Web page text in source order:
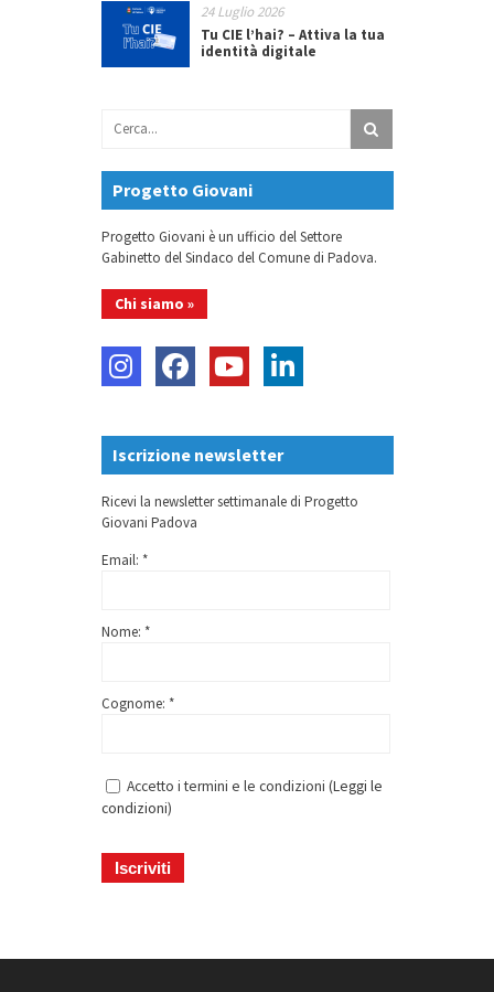
24 Luglio 2026
Tu CIE l’hai? – Attiva la tua
identità digitale
Progetto Giovani
Progetto Giovani è un ufficio del Settore
Gabinetto del Sindaco del Comune di Padova.
Chi siamo »
Iscrizione newsletter
Ricevi la newsletter settimanale di Progetto
Giovani Padova
Email: *
Nome: *
Cognome: *
Accetto i termini e le condizioni (Leggi le
condizioni)